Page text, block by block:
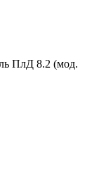
ПлД 8.2 (мод.